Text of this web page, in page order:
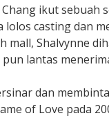
ikut
casting dan
mall, Shalvynne
lantas
dan
of Love pada